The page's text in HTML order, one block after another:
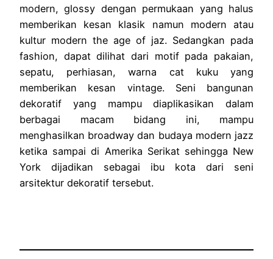
modern, glossy dengan permukaan yang halus
memberikan kesan klasik namun modern atau
kultur modern the age of jaz. Sedangkan pada
fashion, dapat dilihat dari motif pada pakaian,
sepatu, perhiasan, warna cat kuku yang
memberikan kesan vintage. Seni bangunan
dekoratif yang mampu diaplikasikan dalam
berbagai macam bidang ini, mampu
menghasilkan broadway dan budaya modern jazz
ketika sampai di Amerika Serikat sehingga New
York dijadikan sebagai ibu kota dari seni
arsitektur dekoratif tersebut.